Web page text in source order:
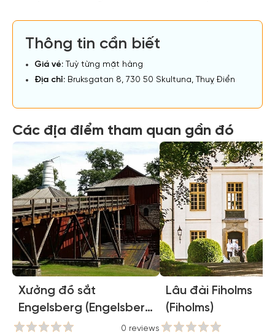
Thông tin cần biết
Giá vé: Tuỳ từng mặt hàng
Địa chỉ: Bruksgatan 8, 730 50 Skultuna, Thuỵ Điển
Các địa điểm tham quan gần đó
Xưởng đồ sắt
Engelsberg (Engelsberg
Ironworks)
0 reviews
Lâu đài Fiholms
(Fiholms)